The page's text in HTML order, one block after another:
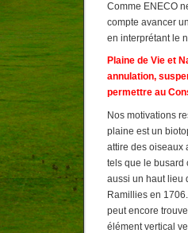
Comme ENECO
compte avancer
en interprétant le
Plaine de Vie et
annulation,
permettre au
Nos motivations
plaine est un
attire des oiseaux
tels que le busard
aussi un haut lieu
Ramillies en
peut encore
élément vertical